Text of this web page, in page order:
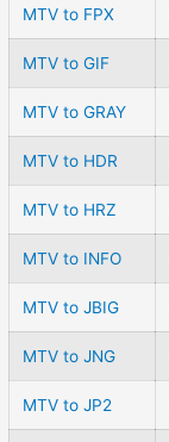
MTV to FPX
MTV to GIF
MTV to GRAY
MTV to HDR
MTV to HRZ
MTV to INFO
MTV to JBIG
MTV to JNG
MTV to JP2